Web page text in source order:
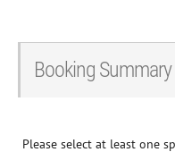
Booking Summary
Please select at least one